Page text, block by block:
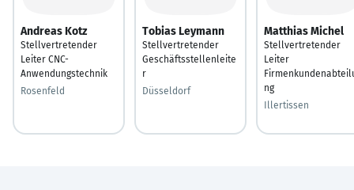
Andreas Kotz
Stellvertretender
Leiter CNC-
Anwendungstechnik
Rosenfeld
Tobias Leymann
Stellvertretender
Geschäftsstellenleite
r
Düsseldorf
Matthias Michel
Stellvertretender
Leiter
ng
Illertissen